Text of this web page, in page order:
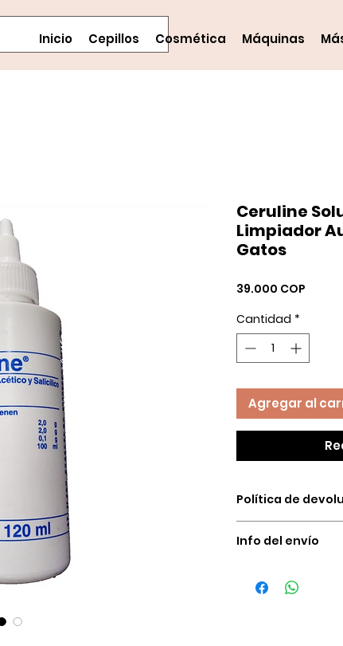
Inicio Cepillos Cosmética Máquinas
Ceruline
Limpiador
Gatos
39.000 COP
Cantidad *
Agregar al
Política de
del dinero son
El producto no
Calidad del
Info del envío
almacén el cual